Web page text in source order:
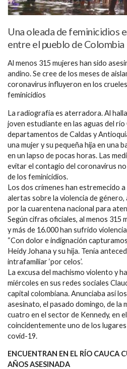
Una oleada de feminicidios
entre el pueblo de Colombia
Al menos 315 mujeres han sido
andino. Se cree de los meses de
coronavirus influyeron en los
feminicidios
La radiografía es aterradora. Al
joven estudiante en las aguas del río
departamentos de Caldas y
una mujer y su pequeña hija en una
en un lapso de pocas horas. Las
evitar el contagio del coronavirus
de los feminicidios.
Los dos crímenes han estremecido
alertas sobre la violencia de
por la cuarentena nacional para
Según cifras oficiales, al menos 315
y más de 16.000 han sufrido
“Con dolor e indignación
Heidy Johana y su hija. Tenía
intrafamiliar ‘por celos’.
La excusa del machismo violento y
miércoles en sus redes sociales
capital colombiana. Anunciaba así
asesinato, el pasado domingo, de la
cuatro en el sector de Kennedy, en
coincidentemente uno de los
covid-19.
ENCUENTRAN EN EL RÍO CAUCA
AÑOS ASESINADA